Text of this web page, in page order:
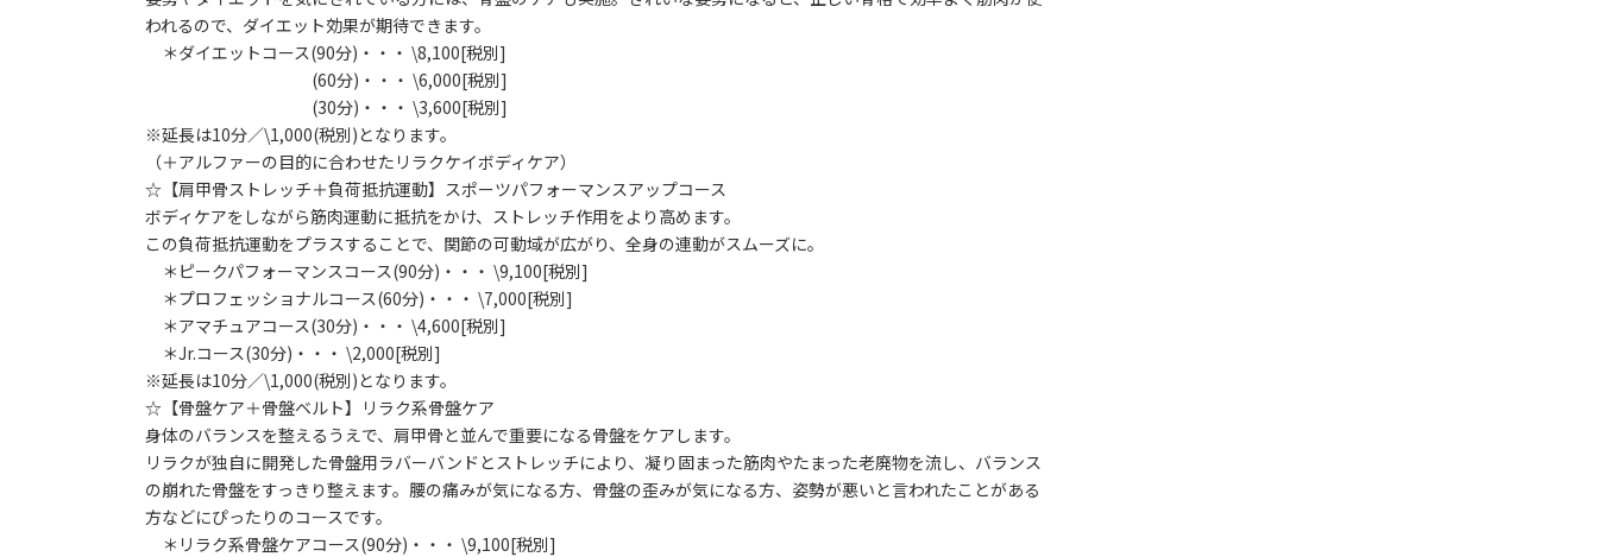
われるので、ダイエット効果が期待できます。
＊ダイエットコース(90分)・・・ \8,100[税別]
(60分)・・・ \6,000[税別]
(30分)・・・ \3,600[税別]
※延長は10分／\1,000(税別)となります。
（＋アルファーの目的に合わせたリラクケイボディケア）
☆【肩甲骨ストレッチ＋負荷抵抗運動】スポーツパフォーマンスアップコース
ボディケアをしながら筋肉運動に抵抗をかけ、ストレッチ作用をより高めます。
この負荷抵抗運動をプラスすることで、関節の可動域が広がり、全身の連動がスムーズに。
＊ピークパフォーマンスコース(90分)・・・ \9,100[税別]
＊プロフェッショナルコース(60分)・・・ \7,000[税別]
＊アマチュアコース(30分)・・・ \4,600[税別]
＊Jr.コース(30分)・・・ \2,000[税別]
※延長は10分／\1,000(税別)となります。
☆【骨盤ケア＋骨盤ベルト】リラク系骨盤ケア
身体のバランスを整えるうえで、肩甲骨と並んで重要になる骨盤をケアします。
リラクが独自に開発した骨盤用ラバーバンドとストレッチにより、凝り固まった筋肉やたまった老廃物を流し、バランス
の崩れた骨盤をすっきり整えます。腰の痛みが気になる方、骨盤の歪みが気になる方、姿勢が悪いと言われたことがある
方などにぴったりのコースです。
＊リラク系骨盤ケアコース(90分)・・・ \9,100[税別]